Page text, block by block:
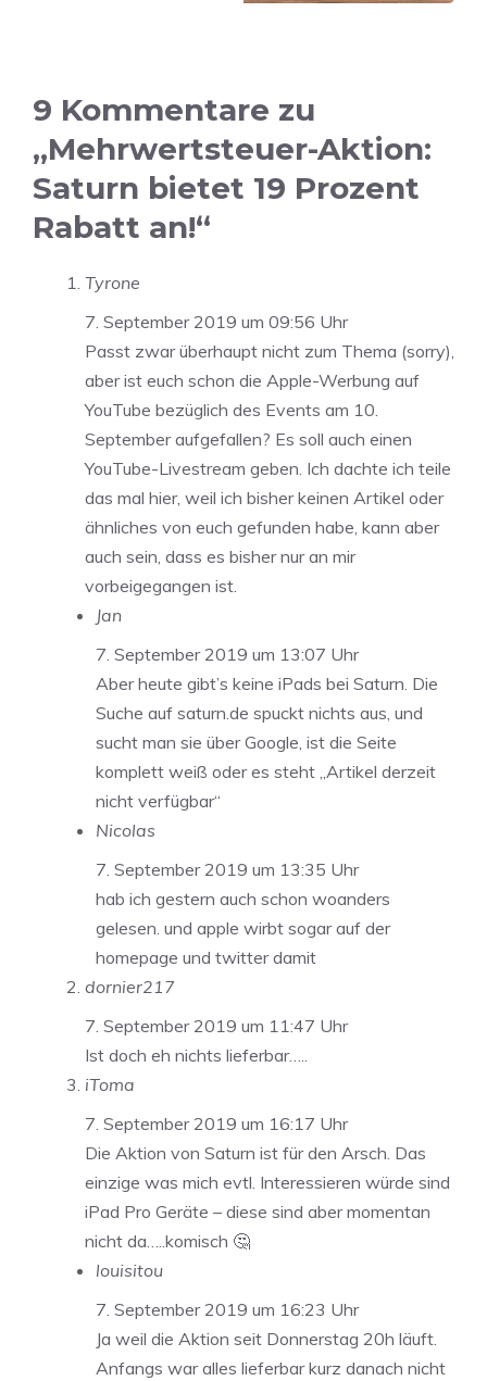
9 Kommentare zu
„Mehrwertsteuer-Aktion:
Saturn bietet 19 Prozent
Rabatt an!“
Tyrone
7. September 2019 um 09:56 Uhr
Passt zwar überhaupt nicht zum Thema (sorry),
aber ist euch schon die Apple-Werbung auf
YouTube bezüglich des Events am 10.
September aufgefallen? Es soll auch einen
YouTube-Livestream geben. Ich dachte ich teile
das mal hier, weil ich bisher keinen Artikel oder
ähnliches von euch gefunden habe, kann aber
auch sein, dass es bisher nur an mir
vorbeigegangen ist.
Jan
7. September 2019 um 13:07 Uhr
Aber heute gibt’s keine iPads bei Saturn. Die
Suche auf saturn.de spuckt nichts aus, und
sucht man sie über Google, ist die Seite
komplett weiß oder es steht „Artikel derzeit
nicht verfügbar“
Nicolas
7. September 2019 um 13:35 Uhr
hab ich gestern auch schon woanders
gelesen. und apple wirbt sogar auf der
homepage und twitter damit
dornier217
7. September 2019 um 11:47 Uhr
Ist doch eh nichts lieferbar…..
iToma
7. September 2019 um 16:17 Uhr
Die Aktion von Saturn ist für den Arsch. Das
einzige was mich evtl. Interessieren würde sind
iPad Pro Geräte – diese sind aber momentan
nicht da…..komisch 🤔
louisitou
7. September 2019 um 16:23 Uhr
Ja weil die Aktion seit Donnerstag 20h läuft.
Anfangs war alles lieferbar kurz danach nicht